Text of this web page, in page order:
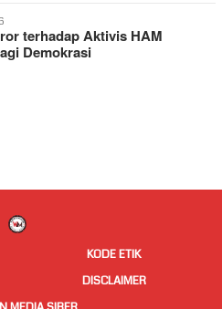
terhadap Aktivis HAM
Demokrasi
KODE ETIK
DISCLAIMER